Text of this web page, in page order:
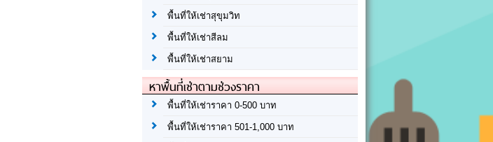
พื้นที่ให้เช่าสุขุมวิท
พื้นที่ให้เช่าสีลม
พื้นที่ให้เช่าสยาม
หาพื้นที่เช่าตามช่วงราคา
พื้นที่ให้เช่าราคา 0-500 บาท
พื้นที่ให้เช่าราคา 501-1,000 บาท